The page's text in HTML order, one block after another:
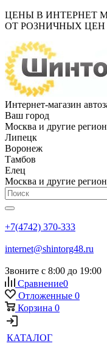
ЦЕНЫ В ИНТЕРНЕТ
ОТ РОЗНИЧНЫХ
Интернет-магазин
Ваш город
Москва и другие
Липецк
Воронеж
Тамбов
Елец
Москва и другие
+7(4742) 370-333
internet@shintorg48.ru
Звоните с 8:00 до 19:00
Сравнение0
Отложенные 0
Корзина 0
КАТАЛОГ